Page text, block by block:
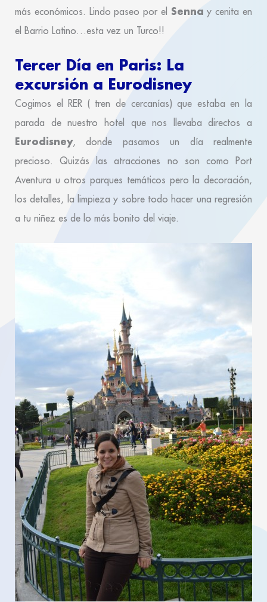
más económicos. Lindo paseo por el Senna y cenita en
el Barrio Latino…esta vez un Turco!!
Tercer Día en Paris: La
excursión a Eurodisney
Cogimos el RER ( tren de cercanías) que estaba en la
parada de nuestro hotel que nos llevaba directos a
Eurodisney, donde pasamos un día realmente
precioso. Quizás las atracciones no son como Port
Aventura u otros parques temáticos pero la decoración,
los detalles, la limpieza y sobre todo hacer una regresión
a tu niñez es de lo más bonito del viaje.